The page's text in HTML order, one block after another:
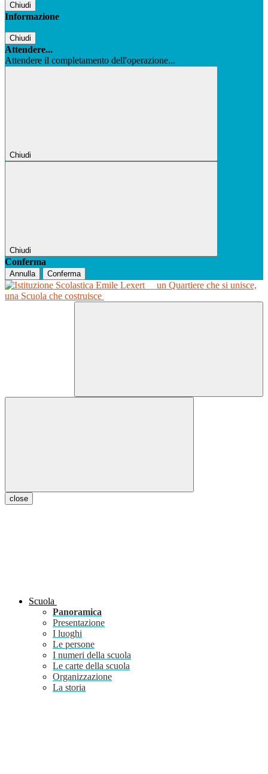
Chiudi
Informazione
Chiudi
Attendere...
Attendere il completamento dell'operazione...
Chiudi
Chiudi
Conferma
Annulla Conferma
un Quartiere che si unisce,
una Scuola che costruisce
close
Scuola
Panoramica
Presentazione
I luoghi
Le persone
I numeri della scuola
Le carte della scuola
Organizzazione
La storia